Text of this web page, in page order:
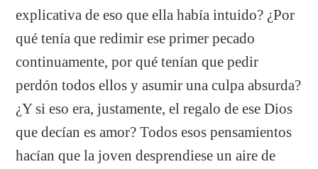
explicativa de eso que ella había intuido? ¿Por
qué tenía que redimir ese primer pecado
continuamente, por qué tenían que pedir
perdón todos ellos y asumir una culpa absurda?
¿Y si eso era, justamente, el regalo de ese Dios
que decían es amor? Todos esos pensamientos
hacían que la joven desprendiese un aire de